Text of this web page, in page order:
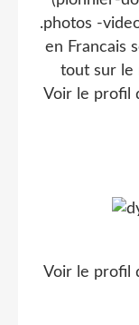
.photos -
en Francais
tout sur le
Voir le profil
Voir le profil